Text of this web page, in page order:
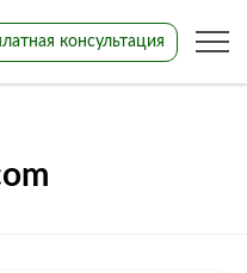
консультация